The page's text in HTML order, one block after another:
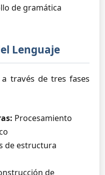
de gramática
Lenguaje
través de tres fases
Procesamiento
de estructura
de